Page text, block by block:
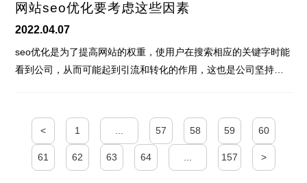
网站seo优化要考虑这些因素
2022.04.07
seo优化是为了提高网站的权重，使用户在搜索相应的关键字时能
看到公司，从而可能起到引流和转化的作用，这也是公司坚持…
< 1 ... 57 58 59 60
61 62 63 64 ... 157 >